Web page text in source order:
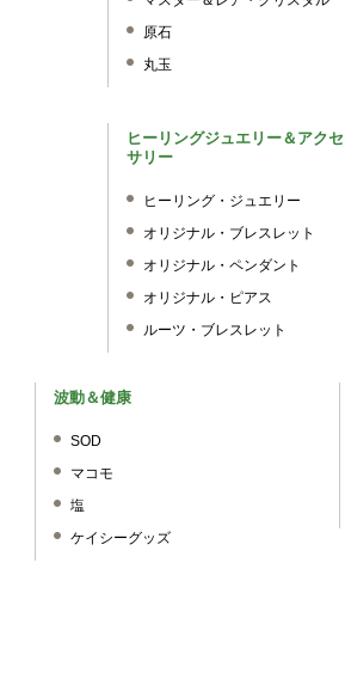
原石
丸玉
ヒーリングジュエリー＆アクセ
サリー
ヒーリング・ジュエリー
オリジナル・ブレスレット
オリジナル・ペンダント
オリジナル・ピアス
ルーツ・ブレスレット
波動＆健康
SOD
マコモ
塩
ケイシーグッズ